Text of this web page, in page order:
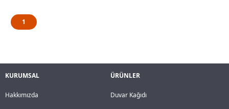
1
KURUMSAL
Hakkımızda
ÜRÜNLER
Duvar Kağıdı